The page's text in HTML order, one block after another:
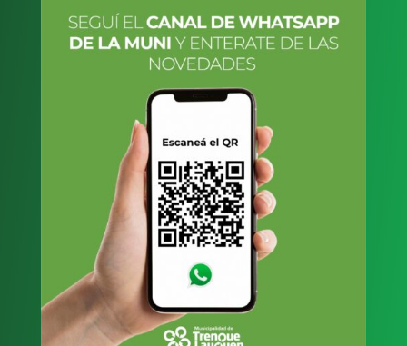
Científico
Tecnológico el
Foro Impulso
Mujer, una
actividad que
surge a partir de
una alianza entre
la Red de Mujeres
Productivas, la
Fundación Konrad
Adenauer Stiftung
(KAS) y la
Subsecretaría de...